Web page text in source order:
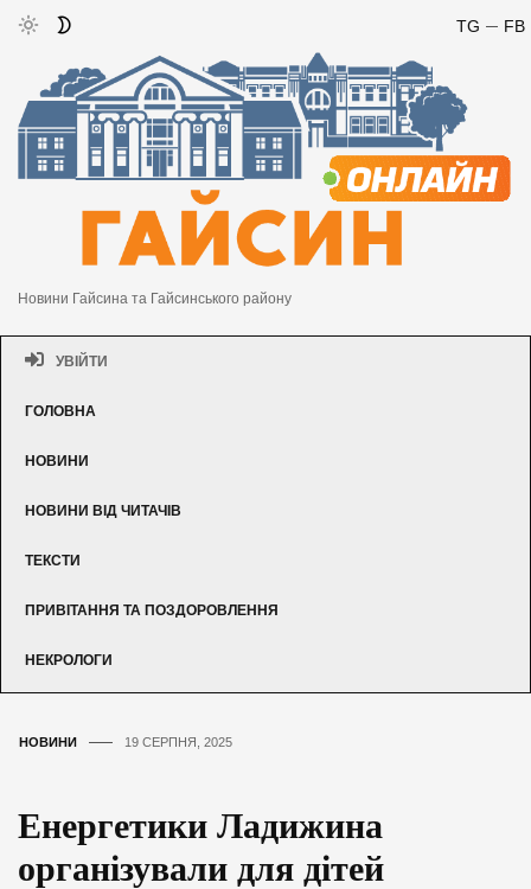
FB
TG
Новини Гайсина та Гайсинського району
УВІЙТИ
ГОЛОВНА
НОВИНИ
НОВИНИ ВІД ЧИТАЧІВ
ТЕКСТИ
ПРИВІТАННЯ ТА ПОЗДОРОВЛЕННЯ
НЕКРОЛОГИ
НОВИНИ 19 СЕРПНЯ, 2025
Енергетики Ладижина
організували для дітей